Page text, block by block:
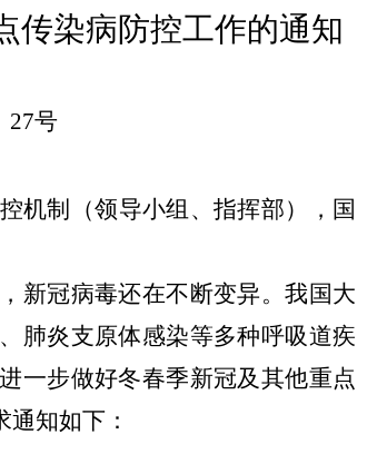
12345便民热线 在线访谈
传染病防控工作的通知
27号
机制（领导小组、指挥部），国
新冠病毒还在不断变异。我国大
肺炎支原体感染等多种呼吸道疾
一步做好冬春季新冠及其他重点
知如下：